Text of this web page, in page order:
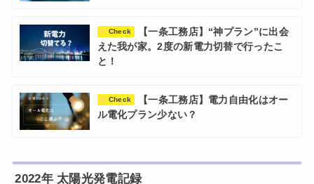
Check
【一条工務店】“神プラン”に出会
えた我が家。2度の新電力切替で行ったこ
と！
Check
【一条工務店】電力自由化はオー
ル電化プラン少ない？
2022年 太陽光発電記録